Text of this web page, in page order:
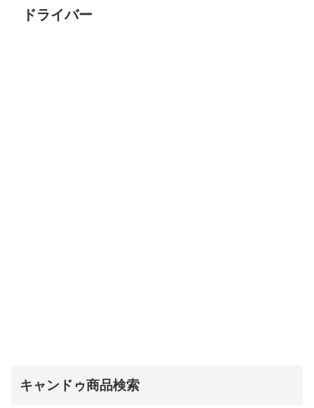
ドライバー
キャンドゥ商品検索